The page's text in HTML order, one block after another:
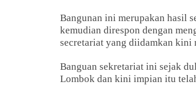
Bangunan ini merupakan hasil
kemudian direspon dengan
secretariat yang diidamkan kini
Banguan sekretariat ini sejak
Lombok dan kini impian itu